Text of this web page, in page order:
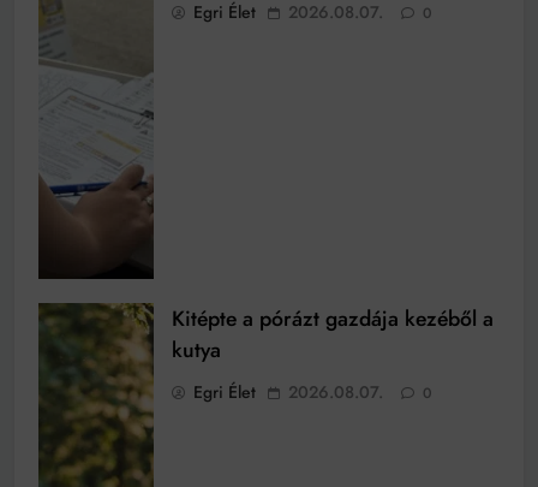
Egri Élet 2026.08.07. 0
Kitépte a pórázt gazdája kezéből a
kutya
Egri Élet 2026.08.07. 0